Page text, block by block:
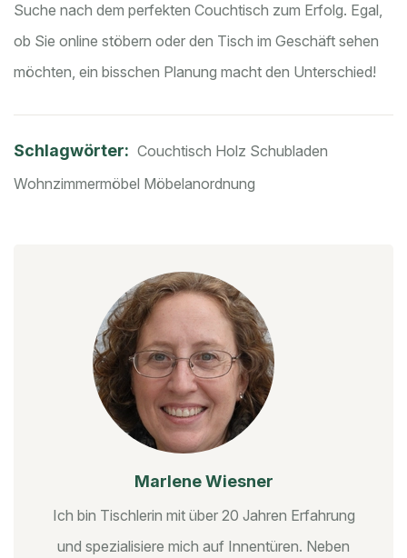
Suche nach dem perfekten Couchtisch zum Erfolg. Egal,
ob Sie online stöbern oder den Tisch im Geschäft sehen
möchten, ein bisschen Planung macht den Unterschied!
Schlagwörter: Couchtisch Holz Schubladen
Wohnzimmermöbel Möbelanordnung
Marlene Wiesner
Ich bin Tischlerin mit über 20 Jahren Erfahrung
und spezialisiere mich auf Innentüren. Neben